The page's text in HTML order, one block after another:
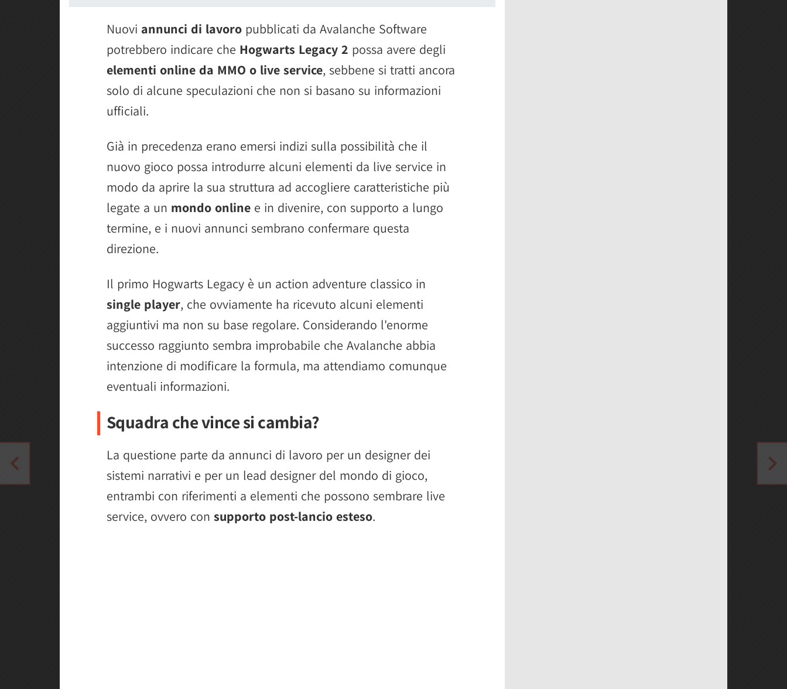
Nuovi annunci di lavoro pubblicati da Avalanche Software
potrebbero indicare che Hogwarts Legacy 2 possa avere degli
elementi online da MMO o live service, sebbene si tratti ancora
solo di alcune speculazioni che non si basano su informazioni
ufficiali.
Già in precedenza erano emersi indizi sulla possibilità che il
nuovo gioco possa introdurre alcuni elementi da live service in
modo da aprire la sua struttura ad accogliere caratteristiche più
legate a un mondo online e in divenire, con supporto a lungo
termine, e i nuovi annunci sembrano confermare questa
direzione.
Il primo Hogwarts Legacy è un action adventure classico in
single player, che ovviamente ha ricevuto alcuni elementi
aggiuntivi ma non su base regolare. Considerando l'enorme
successo raggiunto sembra improbabile che Avalanche abbia
intenzione di modificare la formula, ma attendiamo comunque
eventuali informazioni.
Squadra che vince si cambia?
La questione parte da annunci di lavoro per un designer dei
sistemi narrativi e per un lead designer del mondo di gioco,
entrambi con riferimenti a elementi che possono sembrare live
service, ovvero con supporto post-lancio esteso.